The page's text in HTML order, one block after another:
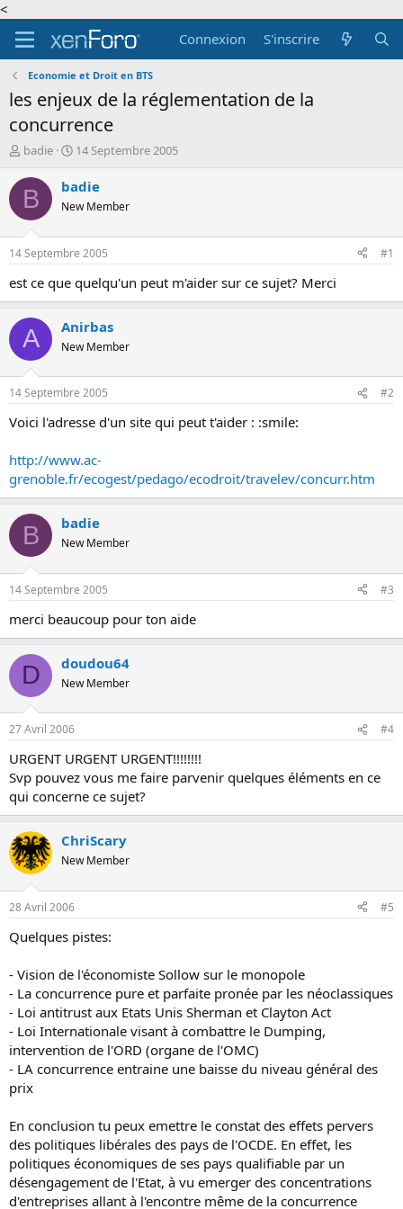
<
Connexion
S'inscrire
Economie et Droit en BTS
les enjeux de la réglementation de la
concurrence
A
t
e
r
d
e
l
s
c
u
s
s
i
n
badie
D
t
d
é
b
u
14 Septembre 2005
B badie
New Member
14 Septembre 2005 #1
est ce que quelqu'un peut m'aider sur ce sujet? Merci
A Anirbas
New Member
14 Septembre 2005 #2
Voici l'adresse d'un site qui peut t'aider : :smile:
http://www.ac-
grenoble.fr/ecogest/pedago/ecodroit/travelev/concurr.htm
B badie
New Member
14 Septembre 2005 #3
merci beaucoup pour ton aide
D doudou64
New Member
27 Avril 2006 #4
URGENT URGENT URGENT!!!!!!!!
Svp pouvez vous me faire parvenir quelques éléments en ce
qui concerne ce sujet?
ChriScary
New Member
28 Avril 2006 #5
Quelques pistes:
- Vision de l'économiste Sollow sur le monopole
- La concurrence pure et parfaite pronée par les néoclassiques
- Loi antitrust aux Etats Unis Sherman et Clayton Act
- Loi Internationale visant à combattre le Dumping,
intervention de l'ORD (organe de l'OMC)
- LA concurrence entraine une baisse du niveau général des
prix
En conclusion tu peux emettre le constat des effets pervers
des politiques libérales des pays de l'OCDE. En effet, les
politiques économiques de ses pays qualifiable par un
désengagement de l'Etat, à vu emerger des concentrations
d'entreprises allant à l'encontre même de la concurrence